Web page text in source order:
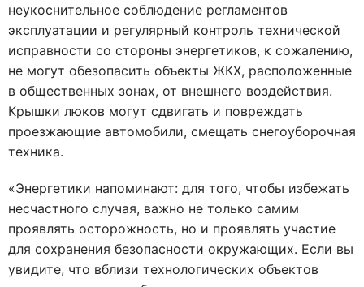
неукоснительное соблюдение регламентов
эксплуатации и регулярный контроль технической
исправности со стороны энергетиков, к сожалению,
не могут обезопасить объекты ЖКХ, расположенные
в общественных зонах, от внешнего воздействия.
Крышки люков могут сдвигать и повреждать
проезжающие автомобили, смещать снегоуборочная
техника.
«Энергетики напоминают: для того, чтобы избежать
несчастного случая, важно не только самим
проявлять осторожность, но и проявлять участие
для сохранения безопасности окружающих. Если вы
увидите, что вблизи технологических объектов